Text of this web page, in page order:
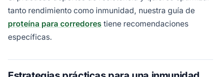
tanto rendimiento como inmunidad, nuestra guía de
proteína para corredores tiene recomendaciones
específicas.